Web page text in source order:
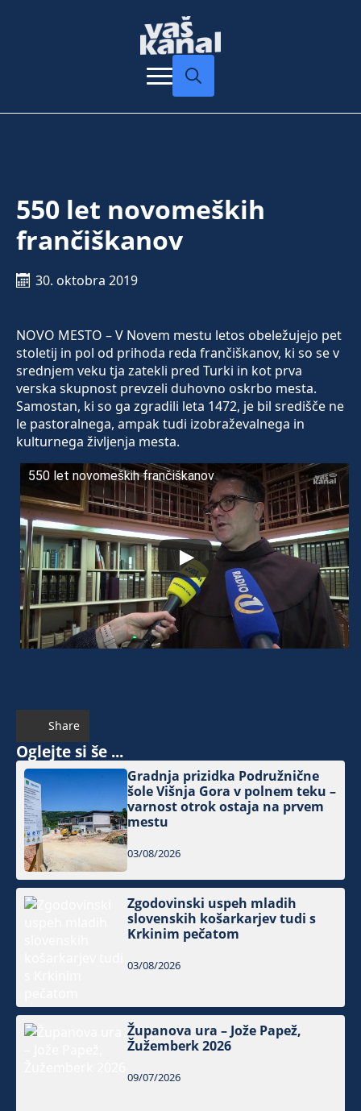
550 let novomeških
frančiškanov
30. oktobra 2019
NOVO MESTO – V Novem mestu letos obeležujejo pet
stoletij in pol od prihoda reda frančiškanov, ki so se v
srednjem veku tja zatekli pred Turki in kot prva
verska skupnost prevzeli duhovno oskrbo mesta.
Samostan, ki so ga zgradili leta 1472, je bil središče ne
le pastoralnega, ampak tudi izobraževalnega in
kulturnega življenja mesta.
550 let novomeških frančiškanov
Share
Oglejte si še ...
Gradnja prizidka Podružnične
šole Višnja Gora v polnem teku –
varnost otrok ostaja na prvem
mestu
03/08/2026
Zgodovinski uspeh mladih
slovenskih košarkarjev tudi s
Krkinim pečatom
03/08/2026
Županova ura – Jože Papež,
Žužemberk 2026
09/07/2026